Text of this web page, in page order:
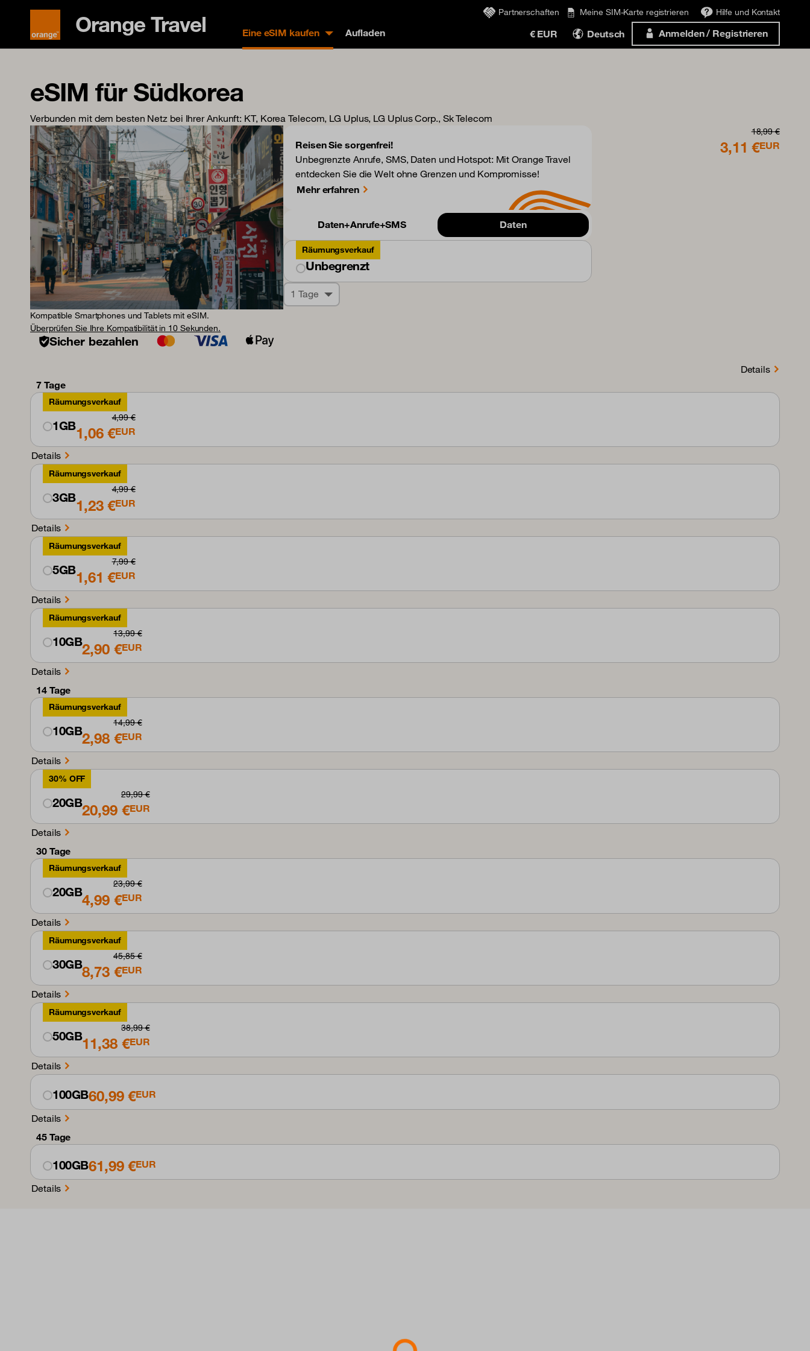
Orange Travel Eine eSIM kaufen Aufladen
Partnerschaften Meine SIM-Karte registrieren Hilfe und Kontakt
€ EUR Deutsch Anmelden / Registrieren
eSIM für Südkorea
Verbunden mit dem besten Netz bei Ihrer Ankunft: KT, Korea Telecom, LG Uplus, LG Uplus Corp., Sk Telecom
Kompatible Smartphones und Tablets mit eSIM.
Überprüfen Sie Ihre Kompatibilität in 10 Sekunden.
Sicher bezahlen
Reisen Sie sorgenfrei!
Unbegrenzte Anrufe, SMS, Daten und Hotspot: Mit Orange Travel
entdecken Sie die Welt ohne Grenzen und Kompromisse!
Mehr erfahren
Daten+Anrufe+SMS Daten
Räumungsverkauf
Unbegrenzt
1 Tage
18,99 €
3,11 €EUR
Details
7 Tage
Räumungsverkauf
1GB
4,99 €
1,06 €EUR
Details
Räumungsverkauf
3GB
4,99 €
1,23 €EUR
Details
Räumungsverkauf
5GB
7,99 €
1,61 €EUR
Details
Räumungsverkauf
10GB
13,99 €
2,90 €EUR
Details
14 Tage
Räumungsverkauf
10GB
14,99 €
2,98 €EUR
Details
30% OFF
20GB
29,99 €
20,99 €EUR
Details
30 Tage
Räumungsverkauf
20GB
23,99 €
4,99 €EUR
Details
Räumungsverkauf
30GB
45,85 €
8,73 €EUR
Details
Räumungsverkauf
50GB
38,99 €
11,38 €EUR
Details
100GB60,99 €EUR
Details
45 Tage
100GB61,99 €EUR
Details